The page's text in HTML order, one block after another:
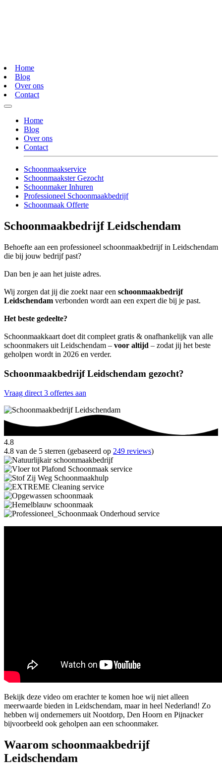
Home
Blog
Over ons
Contact
Home
Blog
Over ons
Contact
Schoonmaakservice
Schoonmaakster Gezocht
Schoonmaker Inhuren
Professioneel Schoonmaakbedrijf
Schoonmaak Offerte
Schoonmaakbedrijf Leidschendam
Behoefte aan een professioneel schoonmaakbedrijf in Leidschendam
die bij jouw bedrijf past?
Dan ben je aan het juiste adres.
Wij zorgen dat jij die zoekt naar een schoonmaakbedrijf
Leidschendam verbonden wordt aan een expert die bij je past.
Het beste gedeelte?
Schoonmaakkaart doet dit compleet gratis & onafhankelijk van alle
schoonmakers uit Leidschendam – voor altijd – zodat jij het beste
geholpen wordt in 2026 en verder.
Schoonmaakbedrijf Leidschendam gezocht?
Vraag direct 3 offertes aan
4.8
4.8 van de 5 sterren (gebaseerd op 249 reviews)
Bekijk deze video om erachter te komen hoe wij niet alleen
meerwaarde bieden in Leidschendam, maar in heel Nederland! Zo
hebben wij ondernemers uit Nootdorp, Den Hoorn en Pijnacker
bijvoorbeeld ook geholpen aan een schoonmaker.
Waarom schoonmaakbedrijf
Leidschendam